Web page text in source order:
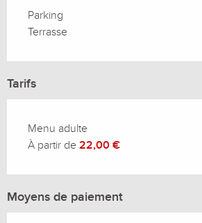
Parking
Terrasse
Tarifs
Menu adulte
À partir de 22,00 €
Moyens de paiement